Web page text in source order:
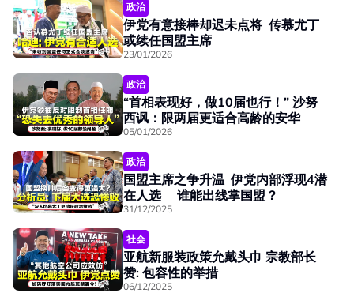
政治
伊党有意接棒却迟未点将 传慕尤丁
或续任国盟主席
23/01/2026
政治
“首相表现好，做10届也行！” 沙努
西讽：限两届更适合高龄的安华
05/01/2026
政治
国盟主席之争升温 伊党内部浮现4潜
在人选 谁能出线掌国盟？
31/12/2025
社会
亚航新服装政策允戴头巾 宗教部长
赞: 包容性的举措
06/12/2025